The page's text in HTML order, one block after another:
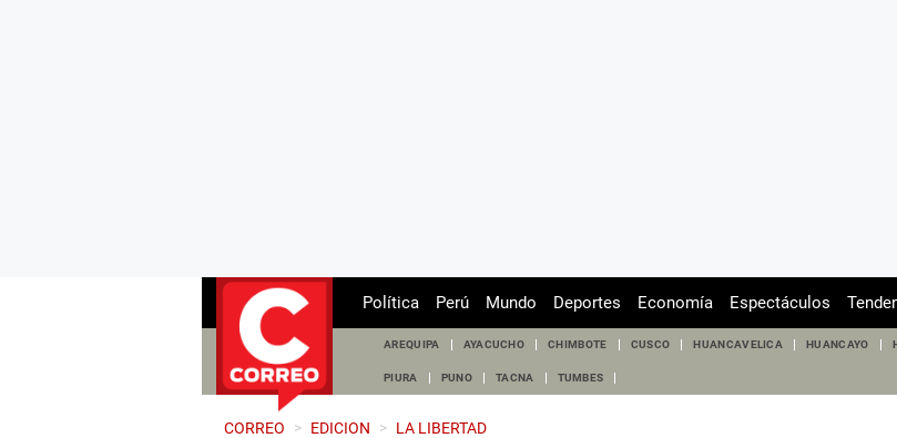
Política Perú Mundo Deportes Economía Espectáculos
AREQUIPA AYACUCHO CHIMBOTE CUSCO HUANCAVELICA HUANCAYO
PIURA PUNO TACNA TUMBES
CORREO > EDICION > LA LIBERTAD